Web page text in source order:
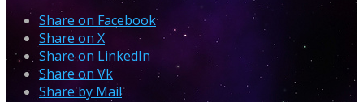
Share on Facebook
Share on X
Share on LinkedIn
Share on Vk
Share by Mail